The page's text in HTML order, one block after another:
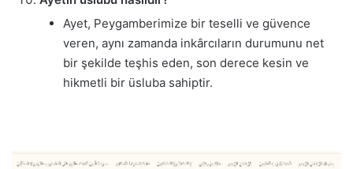
Ayet, Peygamberimize bir teselli ve güvence
veren, aynı zamanda inkârcıların durumunu net
bir şekilde teşhis eden, son derece kesin ve
hikmetli bir üsluba sahiptir.